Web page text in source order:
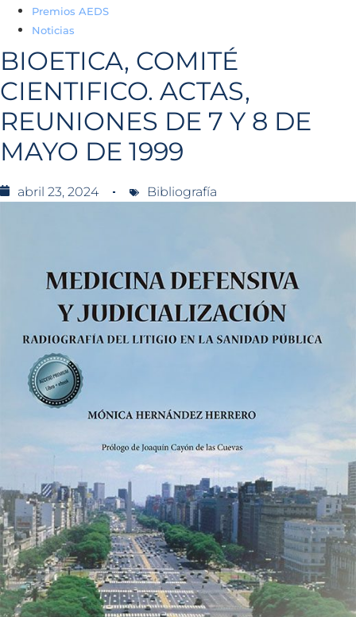
Premios AEDS
Noticias
BIOETICA, COMITÉ
CIENTIFICO. ACTAS,
REUNIONES DE 7 Y 8 DE
MAYO DE 1999
abril 23, 2024 Bibliografía